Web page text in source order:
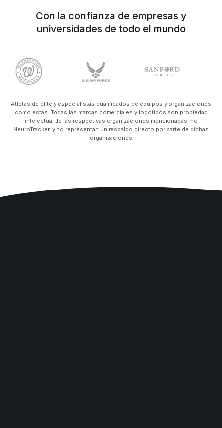
Con la confianza de empresas y
universidades de todo el mundo
Atletas de élite y especialistas cualificados de equipos y organizaciones
como estas. Todas las marcas comerciales y logotipos son propiedad
intelectual de las respectivas organizaciones mencionadas, no
NeuroTracker, y no representan un respaldo directo por parte de dichas
organizaciones